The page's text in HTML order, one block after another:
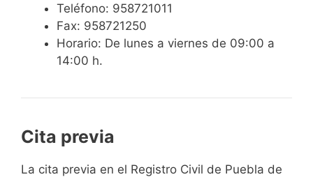
Teléfono: 958721011
Fax: 958721250
Horario: De lunes a viernes de 09:00 a
14:00 h.
Cita previa
​​​​​​​​​​​​​​​​​​​​​​​​​​​​La cita previa en el Registro Civil de Puebla de